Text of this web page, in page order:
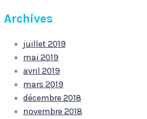
Archives
juillet 2019
mai 2019
avril 2019
mars 2019
décembre 2018
novembre 2018